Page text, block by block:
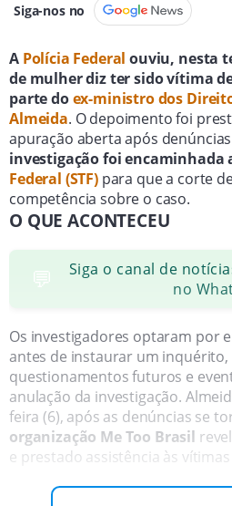
Siga-nos no
A Polícia Federal ouviu, nesta
de mulher diz ter sido vítima
parte doex-ministro dos
Almeida. O depoimento foi
apuração aberta após
investigação foi encaminhada
Federal (STF)para que a corte
competência sobre o caso.
O QUE ACONTECEU
💬
Siga o canal de
no
Os investigadores optaram por
antes de instaurar um
questionamentos futuros e
anulação da investigação.
feira (6), após as denúncias se
organização Me Too Brasil
e prestado assistência às